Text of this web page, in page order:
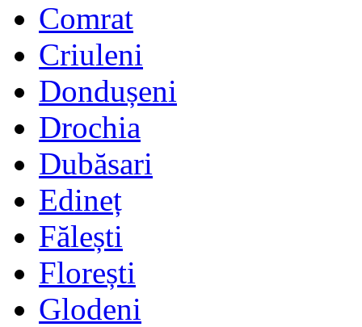
Comrat
Criuleni
Dondușeni
Drochia
Dubăsari
Edineț
Fălești
Florești
Glodeni